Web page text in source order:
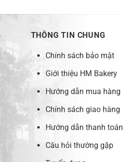
THÔNG TIN CHUNG
Chính sách bảo mật
Giới thiệu HM Bakery
Hướng dẫn mua hàng
Chính sách giao hàng
Hướng dẫn thanh toán
Câu hỏi thường gặp